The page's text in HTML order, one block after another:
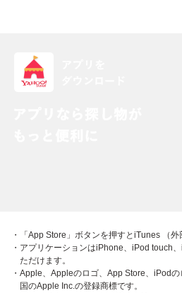
・「App Store」ボタンを押すとiTunes （外
・アプリケーションはiPhone、iPod touch
ただけます。
・Apple、Appleのロゴ、App Store、iPod
国のApple Inc.の登録商標です。